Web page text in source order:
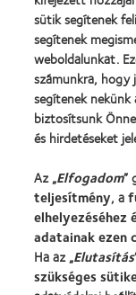
Találja
Több millió
CooperVision
minőségű
amelyek
életstílushoz,
sütik segítenek
segítenek
weboldalunkat.
számunkra, hogy
segítenek
biztosítsunk
és hirdetéseket
Az „Elfogadom”
teljesítmény, a
elhelyezéséhez
adatainak
Ha az „Elutasítás
szükséges